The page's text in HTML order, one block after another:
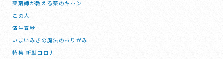
薬剤師が教える薬のキホン
この人
済生春秋
いまいみさの魔法のおりがみ
特集 新型コロナ